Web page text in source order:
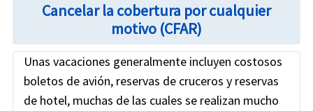
Cancelar la cobertura por cualquier
motivo (CFAR)
Unas vacaciones generalmente incluyen costosos
boletos de avión, reservas de cruceros y reservas
de hotel, muchas de las cuales se realizan mucho